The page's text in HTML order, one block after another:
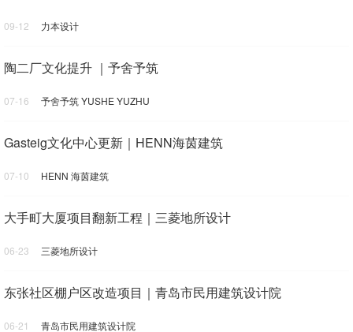
09-12 力本设计
陶二厂文化提升 ｜予舍予筑
07-16 予舍予筑 YUSHE YUZHU
Gasteig文化中心更新｜HENN海茵建筑
07-10 HENN 海茵建筑
大手町大厦项目翻新工程｜三菱地所设计
06-23 三菱地所设计
东张社区棚户区改造项目｜青岛市民用建筑设计院
06-21 青岛市民用建筑设计院